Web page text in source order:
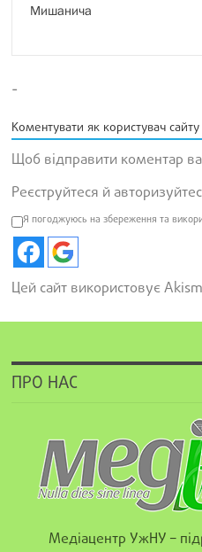
Мишанича
-
Коментувати як користувач
Щоб відправити коментар
Реєструйтеся й
Я погоджуюсь на збереження та
Цей сайт використовує
ПРО НАС
Медіацентр УжНУ –